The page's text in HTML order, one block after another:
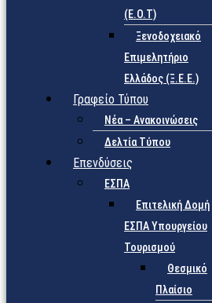
(Ε.Ο.Τ)
Ξενοδοχειακό
Επιμελητήριο
Ελλάδος (Ξ.Ε.Ε.)
Γραφείο Τύπου
Νέα – Ανακοινώσεις
Δελτία Τύπου
Επενδύσεις
ΕΣΠΑ
Επιτελική Δομή
ΕΣΠΑ Υπουργείου
Τουρισμού
Θεσμικό
Πλαίσιο